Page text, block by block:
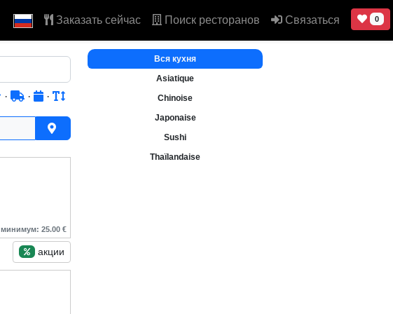
Заказать сейчас Поиск ресторанов Связаться 0
· · ·
минимум: 25.00 €
акции
Вся кухня
Asiatique
Chinoise
Japonaise
Sushi
Thaïlandaise